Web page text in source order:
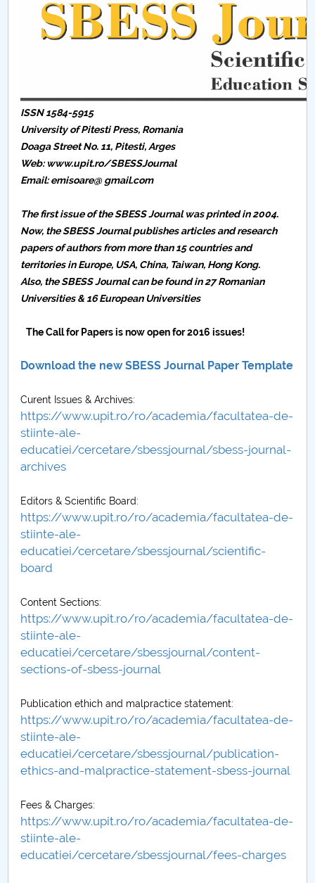
Nr. de telefon si adrese Facultăți
Români de pretutindeni - ADMITERE
Senat
Facultăți
Ghiduri pentru STUDENȚI
Relații Publice
Proiect SU-ETIC
Protecția datelor personale
IOSUD/CSUD-Doctorate
Comisie de etica unversitară
Accesibilitate pentru studenții cu dizabilități
Raportul Conducerii Centrului Universitar Pitești
privind implementarea Planului Operațional 2020-
Parteneri CUP
Centrul de Consiliere și Orientare în Carieră
CAR2026
MENIU CANTINA
ISSN 1584-5915
University of Pitesti Press, Romania
Doaga Street No. 11, Pitesti, Arges
Web: www.upit.ro/SBESSJournal
Email: emisoare@ gmail.com
The first issue of the SBESS Journal was printed in 2004.
Now, the SBESS Journal publishes articles and research
papers of authors from more than 15 countries and
territories in Europe, USA, China, Taiwan, Hong Kong.
Also, the SBESS Journal can be found in 27 Romanian
Universities & 16 European Universities
The Call for Papers is now open for 2016 issues!
Download the new SBESS Journal Paper Template
Curent Issues & Archives:
https://www.upit.ro/ro/academia/facultatea-de-
stiinte-ale-
educatiei/cercetare/sbessjournal/sbess-journal-
archives
Editors & Scientific Board:
https://www.upit.ro/ro/academia/facultatea-de-
stiinte-ale-
educatiei/cercetare/sbessjournal/scientific-
board
Content Sections:
https://www.upit.ro/ro/academia/facultatea-de-
stiinte-ale-
educatiei/cercetare/sbessjournal/content-
sections-of-sbess-journal
Publication ethich and malpractice statement:
https://www.upit.ro/ro/academia/facultatea-de-
stiinte-ale-
educatiei/cercetare/sbessjournal/publication-
ethics-and-malpractice-statement-sbess-journal
Fees & Charges:
https://www.upit.ro/ro/academia/facultatea-de-
stiinte-ale-
educatiei/cercetare/sbessjournal/fees-charges